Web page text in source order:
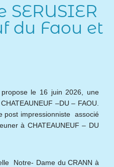
du Faou et
le 16 juin 2026, une
–DU – FAOU.
post impressionniste associé
à CHATEAUNEUF – DU
Notre- Dame du CRANN à